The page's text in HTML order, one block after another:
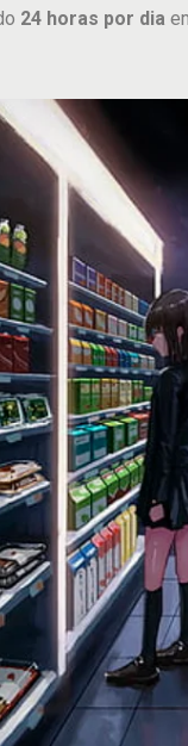
24 horas por dia